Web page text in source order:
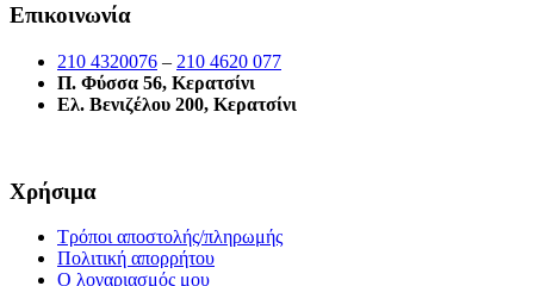
Επικοινωνία
210 4320076 – 210 4620 077
Π. Φύσσα 56, Κερατσίνι
Ελ. Βενιζέλου 200, Κερατσίνι
Χρήσιμα
Τρόποι αποστολής/πληρωμής
Πολιτική απορρήτου
Ο λογαριασμός μου